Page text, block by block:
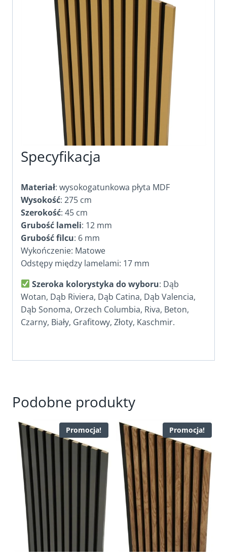
Specyfikacja
Materiał: wysokogatunkowa płyta MDF
Wysokość: 275 cm
Szerokość: 45 cm
Grubość lameli: 12 mm
Grubość filcu: 6 mm
Wykończenie: Matowe
Odstępy między lamelami: 17 mm
Szeroka kolorystyka do wyboru: Dąb
Wotan, Dąb Riviera, Dąb Catina, Dąb Valencia,
Dąb Sonoma, Orzech Columbia, Riva, Beton,
Czarny, Biały, Grafitowy, Złoty, Kaschmir.
Podobne produkty
Promocja! Promocja!